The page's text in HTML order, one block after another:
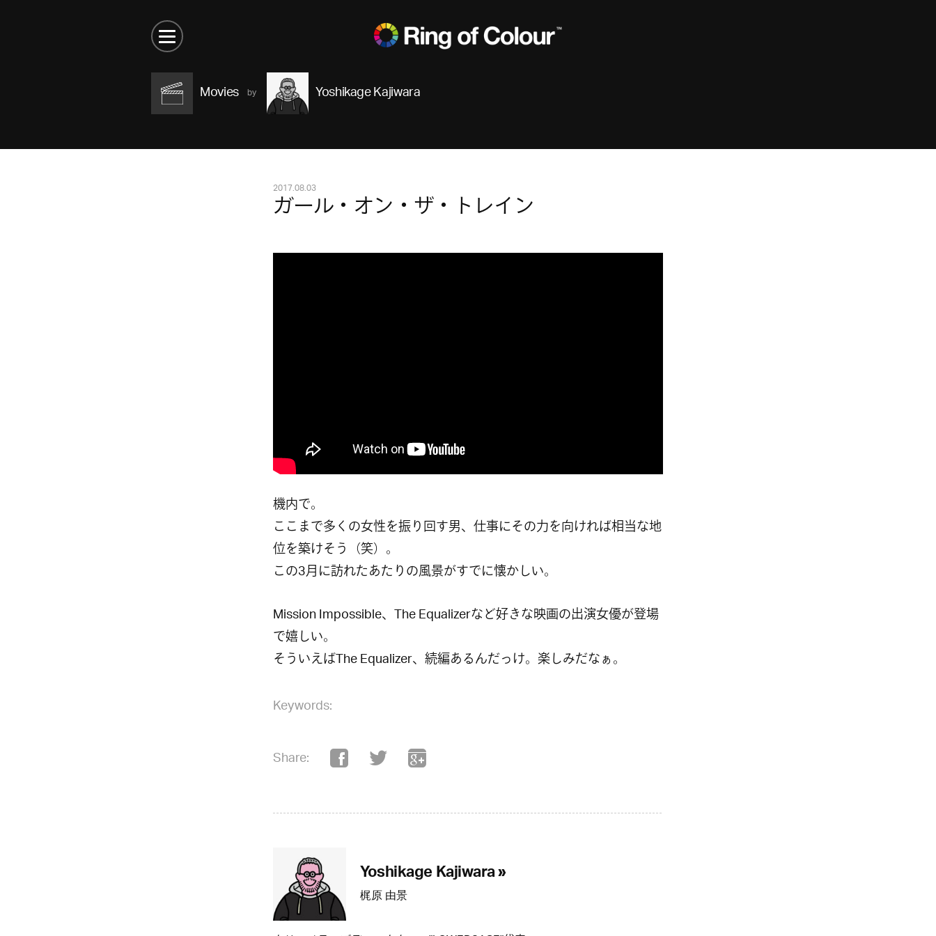
Movies Yoshikage Kajiwara
2017.08.03
ガール・オン・ザ・トレイン
機内で。
ここまで多くの女性を振り回す男、仕事にその力を向ければ相当な地
位を築けそう（笑）。
この3月に訪れたあたりの風景がすでに懐かしい。
Mission Impossible、The Equalizerなど好きな映画の出演女優が登場
で嬉しい。
そういえばThe Equalizer、続編あるんだっけ。楽しみだなぁ。
Keywords:
Share:
Yoshikage Kajiwara »
梶原 由景